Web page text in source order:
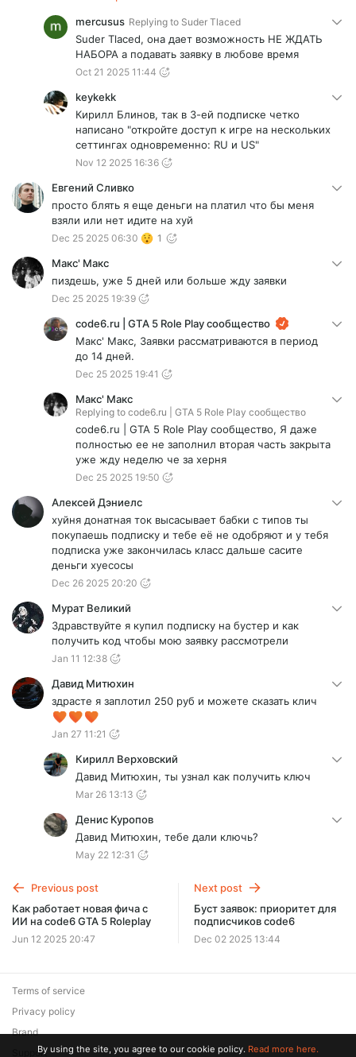
mercusus Replying to Suder Tlaced
Suder Tlaced, она дает возможность НЕ ЖДАТЬ
НАБОРА а подавать заявку в любове время
Oct 21 2025 11:44
keykekk
Кирилл Блинов, так в 3-ей подписке четко
написано "откройте доступ к игре на нескольких
сеттингах одновременно: RU и US"
Nov 12 2025 16:36
Евгений Сливко
просто блять я еще деньги на платил что бы меня
взяли или нет идите на хуй
Dec 25 2025 06:30 1
Макс' Макс
пиздешь, уже 5 дней или больше жду заявки
Dec 25 2025 19:39
code6.ru | GTA 5 Role Play сообщество
Макс' Макс, Заявки рассматриваются в период
до 14 дней.
Dec 25 2025 19:41
Макс' Макс
Replying to code6.ru | GTA 5 Role Play сообщество
code6.ru | GTA 5 Role Play сообщество, Я даже
полностью ее не заполнил вторая часть закрыта
уже жду неделю че за херня
Dec 25 2025 19:50
Алексей Дэниелс
хуйня донатная ток высасывает бабки с типов ты
покупаешь подписку и тебе её не одобряют и у тебя
подписка уже закончилась класс дальше сасите
деньги хуесосы
Dec 26 2025 20:20
Мурат Великий
Здравствуйте я купил подписку на бустер и как
получить код чтобы мою заявку рассмотрели
Jan 11 12:38
Давид Митюхин
здрасте я заплотил 250 руб и можете сказать клич
Jan 27 11:21
Кирилл Верховский
Давид Митюхин, ты узнал как получить ключ
Mar 26 13:13
Денис Куропов
Давид Митюхин, тебе дали ключь?
May 22 12:31
Previous post
Как работает новая фича с
ИИ на code6 GTA 5 Roleplay
Jun 12 2025 20:47
Next post
Буст заявок: приоритет для
подписчиков code6
Dec 02 2025 13:44
Terms of service
Privacy policy
Brand
SupportBy using the site, you agree to our cookie policy. Read more here.